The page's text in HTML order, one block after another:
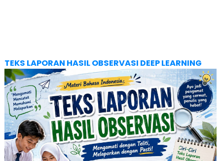
TEKS LAPORAN HASIL OBSERVASI DEEP LEARNING